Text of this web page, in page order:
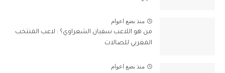
منذ بضع اعوام
من هو اللاعب سفيان الشعراوي؟ : لاعب المنتخب
المغربي للصالات
منذ بضع اعوام